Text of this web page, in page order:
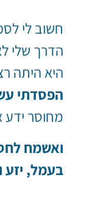
חשוב לי
הדרך שלי
היא היתה
הפסדתי
מחוסר ידע
ואשמח
בעמל, יזע